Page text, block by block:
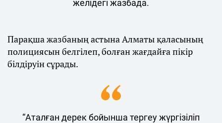
желідегі жазбада.
Парақша жазбаның астына Алматы қаласының
полициясын белгілеп, болған жағдайға пікір
білдіруін сұрады.
“Аталған дерек бойынша тергеу жүргізіліп